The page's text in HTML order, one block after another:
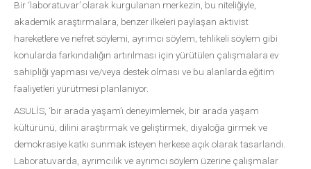
Bir ‘laboratuvar’ olarak kurgulanan merkezin, bu niteliğiyle,
akademik araştırmalara, benzer ilkeleri paylaşan aktivist
hareketlere ve nefret söylemi, ayrımcı söylem, tehlikeli söylem gibi
konularda farkındalığın artırılması için yürütülen çalışmalara ev
sahipliği yapması ve/veya destek olması ve bu alanlarda eğitim
faaliyetleri yürütmesi planlanıyor.
ASULİS, ‘bir arada yaşam’ı deneyimlemek, bir arada yaşam
kültürünü, dilini araştırmak ve geliştirmek, diyaloğa girmek ve
demokrasiye katkı sunmak isteyen herkese açık olarak tasarlandı.
Laboratuvarda, ayrımcılık ve ayrımcı söylem üzerine çalışmalar